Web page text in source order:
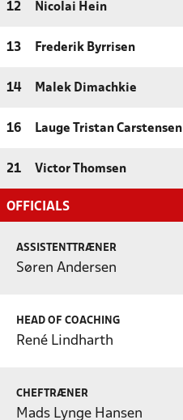
12 Nicolai Hein
13 Frederik Byrrisen
14 Malek Dimachkie
16 Lauge Tristan Carstensen
21 Victor Thomsen
OFFICIALS
ASSISTENTTRÆNER
Søren Andersen
HEAD OF COACHING
René Lindharth
CHEFTRÆNER
Mads Lynge Hansen